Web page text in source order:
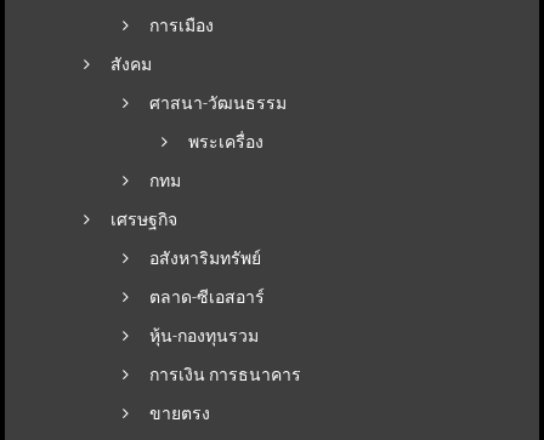
การเมือง
สังคม
ศาสนา-วัฒนธรรม
พระเครื่อง
กทม
เศรษฐกิจ
อสังหาริมทรัพย์
ตลาด-ซีเอสอาร์
หุ้น-กองทุนรวม
การเงิน การธนาคาร
ขายตรง